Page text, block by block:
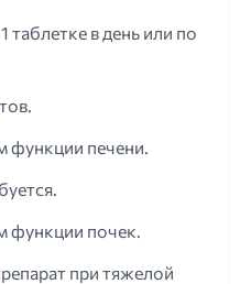
таблетке в день или по
функции печени.
функции почек.
при тяжелой